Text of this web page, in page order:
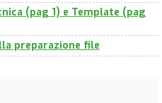
(pag 1) e Template (pag
preparazione file